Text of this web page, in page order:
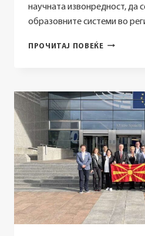
научната извонредност, да
образовните системи во
ПРОЧИТАЈ ПОВЕЌЕ
ЗАПАДЕН
БАЛКАН
–
ОБЈАВЕНИ
ОД
POLICY
ANSWERS